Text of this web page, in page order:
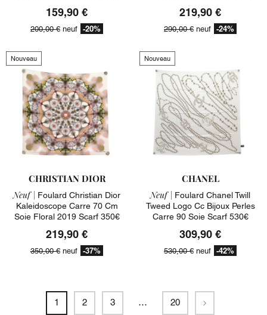
159,90 €
200,00 € neuf -20%
219,90 €
290,00 € neuf -24%
Nouveau
CHRISTIAN DIOR
Neuf | Foulard Christian Dior
Kaleidoscope Carre 70 Cm
Soie Floral 2019 Scarf 350€
219,90 €
350,00 € neuf -37%
Nouveau
CHANEL
Neuf | Foulard Chanel Twill
Tweed Logo Cc Bijoux Perles
Carre 90 Soie Scarf 530€
309,90 €
530,00 € neuf -42%
1 2 3 … 20 Suivant